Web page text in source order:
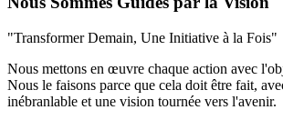
"Transformer Demain, Une Initiative à la Fois"
Nous mettons en œuvre chaque action avec
Nous le faisons parce que cela doit être fait,
inébranlable et une vision tournée vers l'avenir.